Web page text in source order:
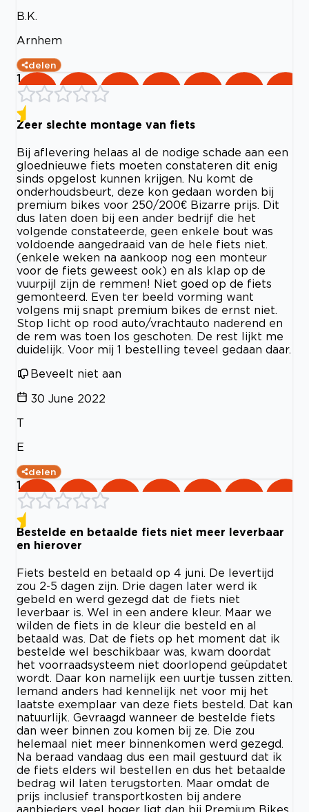
B.K.
Arnhem
delen
1
Zeer slechte montage van fiets
Bij aflevering helaas al de nodige schade aan een
gloednieuwe fiets moeten constateren dit enig
sinds opgelost kunnen krijgen. Nu komt de
onderhoudsbeurt, deze kon gedaan worden bij
premium bikes voor 250/200€ Bizarre prijs. Dit
dus laten doen bij een ander bedrijf die het
volgende constateerde, geen enkele bout was
voldoende aangedraaid van de hele fiets niet.
(enkele weken na aankoop nog een monteur
voor de fiets geweest ook) en als klap op de
vuurpijl zijn de remmen! Niet goed op de fiets
gemonteerd. Even ter beeld vorming want
volgens mij snapt premium bikes de ernst niet.
Stop licht op rood auto/vrachtauto naderend en
de rem was toen los geschoten. De rest lijkt me
duidelijk. Voor mij 1 bestelling teveel gedaan daar.
Beveelt niet aan
30 June 2022
T
E
delen
1
Bestelde en betaalde fiets niet meer leverbaar
en hierover
Fiets besteld en betaald op 4 juni. De levertijd
zou 2-5 dagen zijn. Drie dagen later werd ik
gebeld en werd gezegd dat de fiets niet
leverbaar is. Wel in een andere kleur. Maar we
wilden de fiets in de kleur die besteld en al
betaald was. Dat de fiets op het moment dat ik
bestelde wel beschikbaar was, kwam doordat
het voorraadsysteem niet doorlopend geüpdatet
wordt. Daar kon namelijk een uurtje tussen zitten.
Iemand anders had kennelijk net voor mij het
laatste exemplaar van deze fiets besteld. Dat kan
natuurlijk. Gevraagd wanneer de bestelde fiets
dan weer binnen zou komen bij ze. Die zou
helemaal niet meer binnenkomen werd gezegd.
Na beraad vandaag dus een mail gestuurd dat ik
de fiets elders wil bestellen en dus het betaalde
bedrag wil laten terugstorten. Maar omdat de
prijs inclusief transportkosten bij andere
aanbieders veel hoger ligt dan bij Premium Bikes,